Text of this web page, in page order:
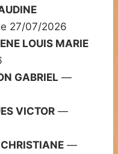
27/07/2026
LOUIS MARIE
GABRIEL —
VICTOR —
—